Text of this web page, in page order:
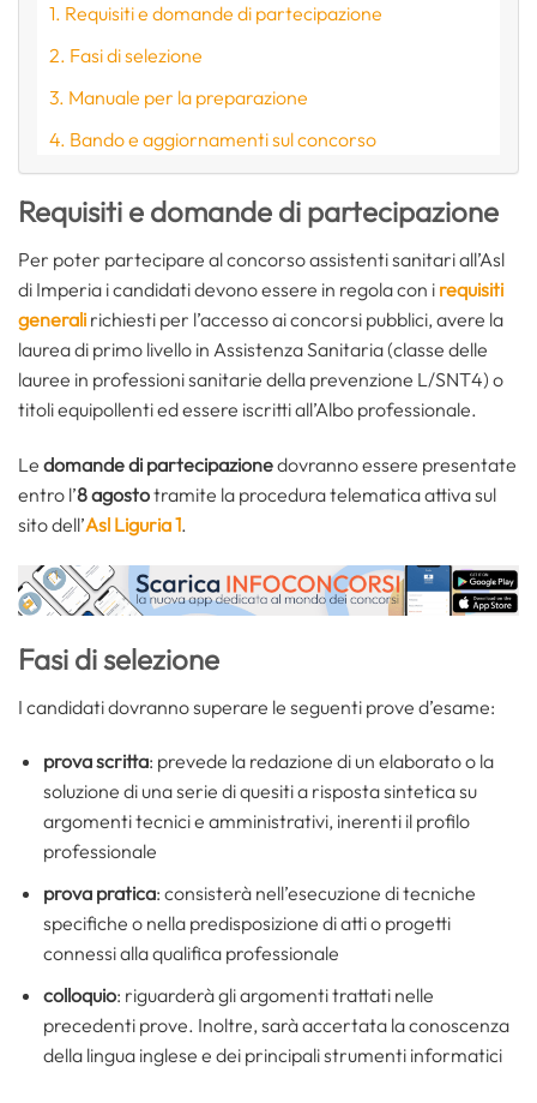
Requisiti e domande di partecipazione
Fasi di selezione
Manuale per la preparazione
Bando e aggiornamenti sul concorso
Requisiti e domande di partecipazione
Per poter partecipare al concorso assistenti sanitari all’Asl
di Imperia i candidati devono essere in regola con i requisiti
generali richiesti per l’accesso ai concorsi pubblici, avere la
laurea di primo livello in Assistenza Sanitaria (classe delle
lauree in professioni sanitarie della prevenzione L/SNT4) o
titoli equipollenti ed essere iscritti all’Albo professionale.
Le domande di partecipazionedovranno essere presentate
entro l’8 agostotramite la procedura telematica attiva sul
sito dell’Asl Liguria 1.
Fasi di selezione
I candidati dovranno superare le seguenti prove d’esame:
prova scritta: prevede la redazione di un elaborato o la
soluzione di una serie di quesiti a risposta sintetica su
argomenti tecnici e amministrativi, inerenti il profilo
professionale
prova pratica: consisterà nell’esecuzione di tecniche
specifiche o nella predisposizione di atti o progetti
connessi alla qualifica professionale
colloquio: riguarderà gli argomenti trattati nelle
precedenti prove. Inoltre, sarà accertata la conoscenza
della lingua inglese e dei principali strumenti informatici